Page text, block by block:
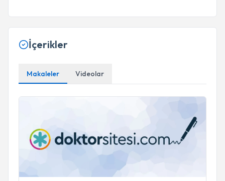
İçerikler
Makaleler Videolar